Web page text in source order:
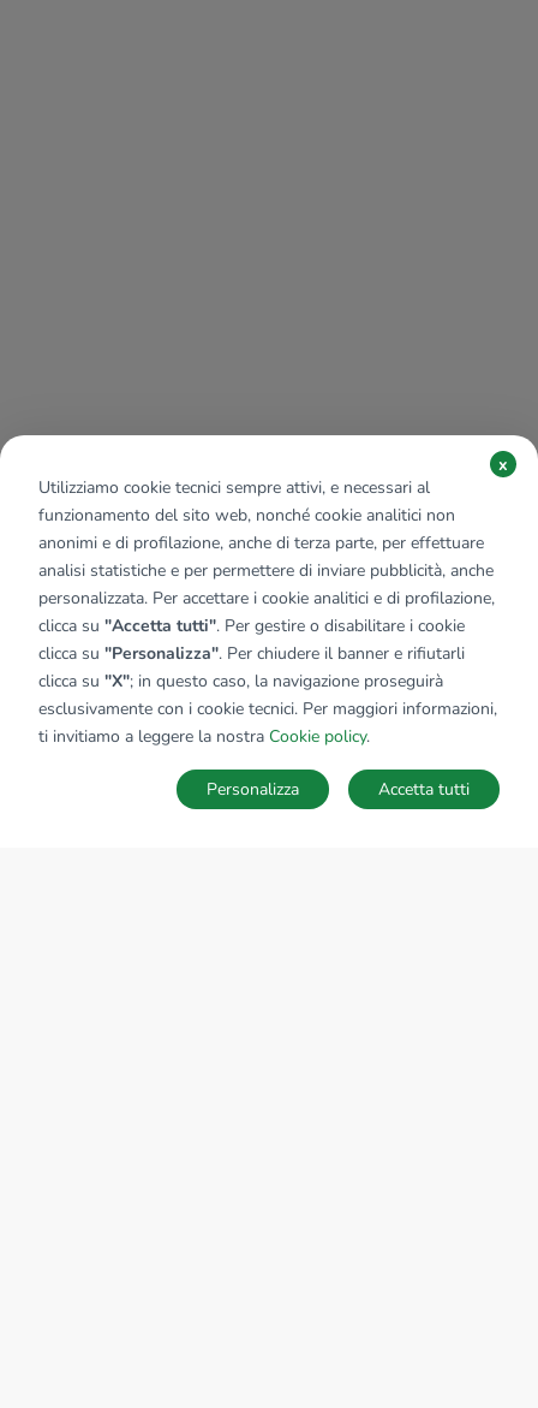
SALVA RICERCA
Utilizziamo cookie tecnici sempre attivi, e necessari al
funzionamento del sito web, nonché cookie analitici non
anonimi e di profilazione, anche di terza parte, per effettuare
analisi statistiche e per permettere di inviare pubblicità, anche
personalizzata. Per accettare i cookie analitici e di profilazione,
clicca su "Accetta tutti". Per gestire o disabilitare i cookie
clicca su "Personalizza". Per chiudere il banner e rifiutarli
clicca su "X"; in questo caso, la navigazione proseguirà
esclusivamente con i cookie tecnici. Per maggiori informazioni,
ti invitiamo a leggere la nostra Cookie policy.
x
Accetta tutti
Personalizza